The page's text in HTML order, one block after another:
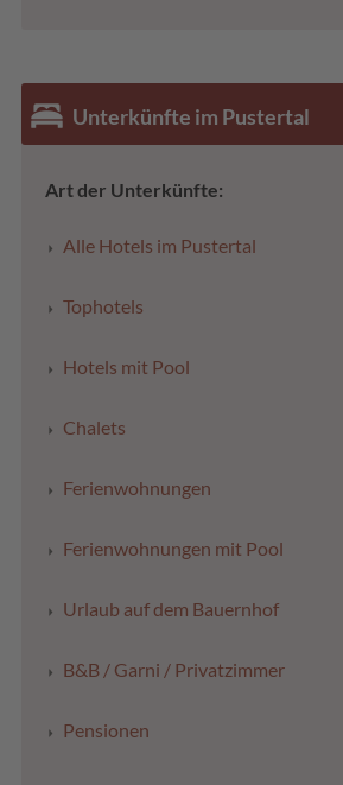
Unterkünfte im Pustertal
Art der Unterkünfte:
Alle Hotels im Pustertal
Tophotels
Hotels mit Pool
Chalets
Ferienwohnungen
Ferienwohnungen mit Pool
Urlaub auf dem Bauernhof
B&B / Garni / Privatzimmer
Pensionen